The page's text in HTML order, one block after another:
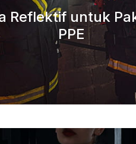
Reflektif untuk
PPE